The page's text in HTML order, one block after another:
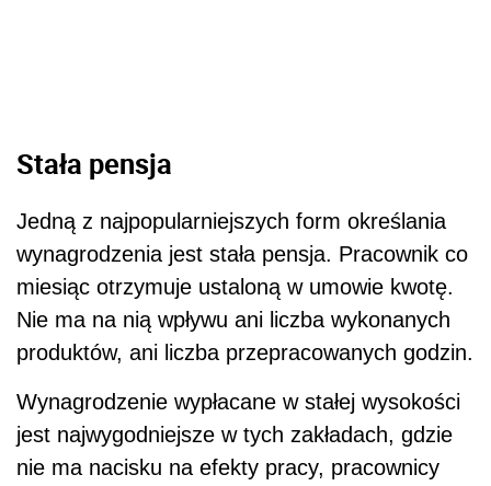
Stała pensja
Jedną z najpopularniejszych form określania
wynagrodzenia jest stała pensja. Pracownik co
miesiąc otrzymuje ustaloną w umowie kwotę.
Nie ma na nią wpływu ani liczba wykonanych
produktów, ani liczba przepracowanych godzin.
Wynagrodzenie wypłacane w stałej wysokości
jest najwygodniejsze w tych zakładach, gdzie
nie ma nacisku na efekty pracy, pracownicy